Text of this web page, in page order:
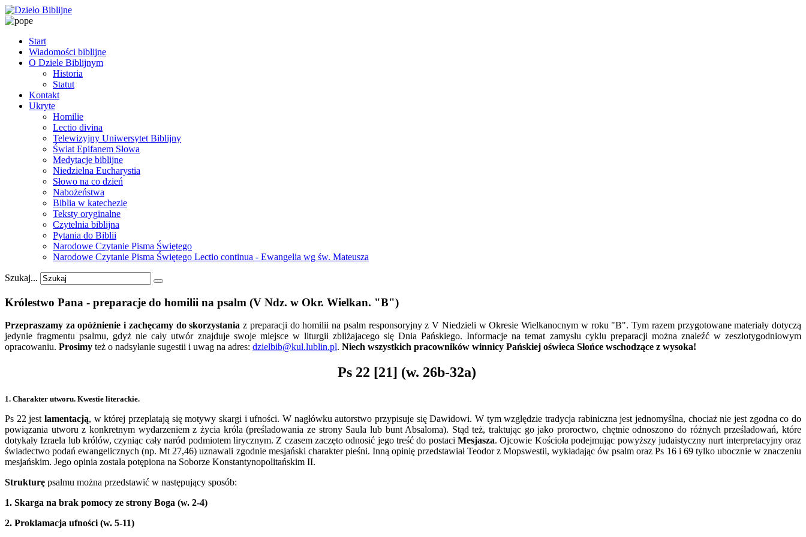
Start
Wiadomości biblijne
O Dziele Biblijnym
Historia
Statut
Kontakt
Ukryte
Homilie
Lectio divina
Telewizyjny Uniwersytet Biblijny
Świat Epifanem Słowa
Medytacje biblijne
Niedzielna Eucharystia
Słowo na co dzień
Nabożeństwa
Biblia w katechezie
Teksty oryginalne
Czytelnia biblijna
Pytania do Biblii
Narodowe Czytanie Pisma Świętego
Narodowe Czytanie Pisma Świętego Lectio continua - Ewangelia wg św. Mateusza
Szukaj...
Królestwo Pana - preparacje do homilii na psalm (V Ndz. w Okr. Wielkan. "B")
Przepraszamy za opóźnienie i zachęcamy do skorzystania z preparacji do homilii na psalm responsoryjny z V Niedzieli w Okresie Wielkanocnym w roku "B". Tym razem przygotowane materiały dotyczą
jedynie fragmentu psalmu, gdyż nie cały utwór znajduje swoje miejsce w liturgii zbliżajacego się Dnia Pańskiego. Informacje na temat zamysłu cyklu preparacji można znaleźć w zeszłotygodniowym
opracowaniu. Prosimy też o nadsyłanie sugestii i uwag na adres: dzielbib@kul.lublin.pl. Niech wszystkich pracowników winnicy Pańskiej oświeca Słońce wschodzące z wysoka!
Ps 22 [21] (w. 26b-32a)
1. Charakter utworu. Kwestie literackie.
Ps 22 jest lamentacją, w której przeplatają się motywy skargi i ufności. W nagłówku autorstwo przypisuje się Dawidowi. W tym względzie tradycja rabiniczna jest jednomyślna, chociaż nie jest zgodna co do
powiązania utworu z konkretnym wydarzeniem z życia króla (preśladowania ze strony Saula lub bunt Absaloma). Stąd też, traktując go jako proroctwo, chętnie odnoszono do różnych prześladowań, które
dotykały Izraela lub królów, czyniąc cały naród podmiotem lirycznym. Z czasem zaczęto odnosić jego treść do postaciMesjasza. Ojcowie Kościoła podejmując powyższy judaistyczny nurt interpretacyjny oraz
świadectwo podań ewangelicznych (np. Mt 27,46) uznawali zgodnie mesjański charakter pieśni. Inną opinię przedstawiał Teodor z Mopswestii, wykładając ów psalm oraz Ps 16 i 69 tylko ubocznie w znaczeniu
mesjańskim. Jego opinia została potępiona na Soborze Konstantynopolitańskim II.
Strukturę psalmu można przedstawić w następujący sposób:
1. Skarga na brak pomocy ze strony Boga (w. 2-4)
2. Proklamacja ufności (w. 5-11)